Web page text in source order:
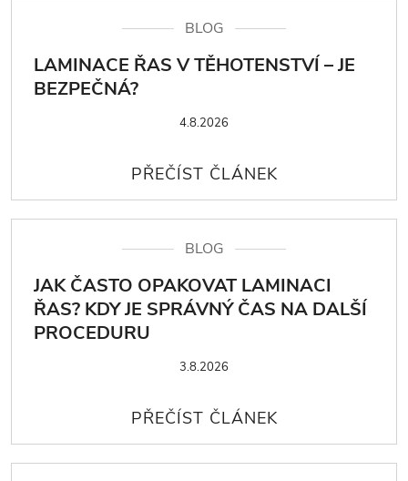
BLOG
LAMINACE ŘAS V TĚHOTENSTVÍ – JE
BEZPEČNÁ?
4.8.2026
BLOG
JAK ČASTO OPAKOVAT LAMINACI
ŘAS? KDY JE SPRÁVNÝ ČAS NA DALŠÍ
PROCEDURU
3.8.2026